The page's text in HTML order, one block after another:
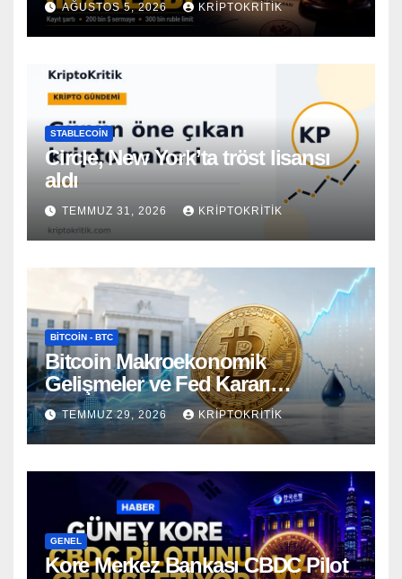
AĞUSTOS 5, 2026 KRIPTOKRITIK
STABLECOIN
Circle, New York’ta tröst lisansı
aldı
TEMMUZ 31, 2026 KRIPTOKRITIK
BITCOIN - BTC
Bitcoin Makroekonomik
Gelişmeler ve Fed Kararı
Öncesinde Dalgalı Seyrediyor
TEMMUZ 29, 2026 KRIPTOKRITIK
GENEL
Kore Merkez Bankası CBDC Pilot